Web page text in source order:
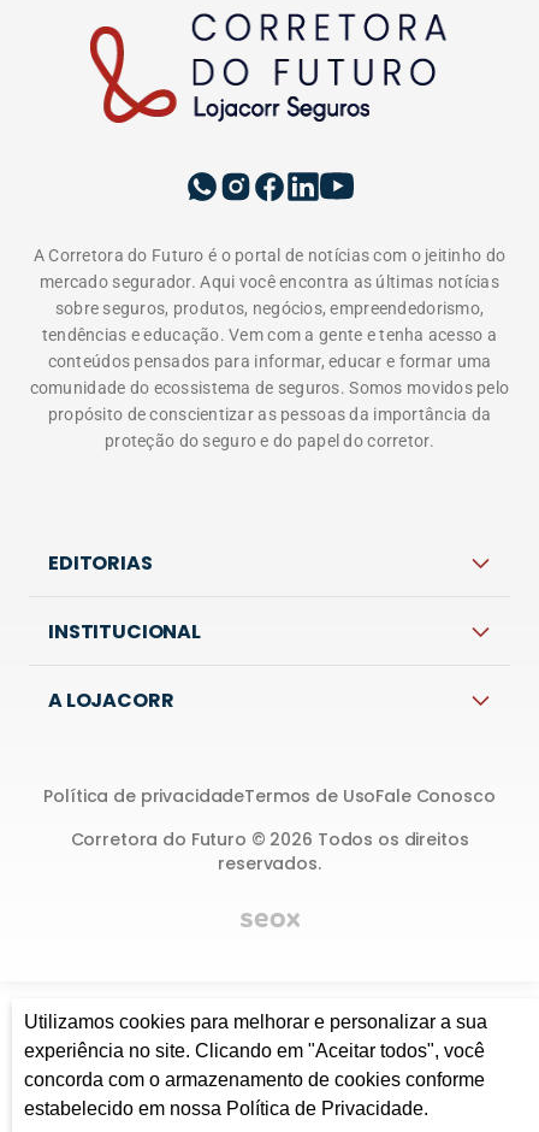
A Corretora do Futuro é o portal de notícias com o jeitinho do
mercado segurador. Aqui você encontra as últimas notícias
sobre seguros, produtos, negócios, empreendedorismo,
tendências e educação. Vem com a gente e tenha acesso a
conteúdos pensados para informar, educar e formar uma
comunidade do ecossistema de seguros. Somos movidos pelo
propósito de conscientizar as pessoas da importância da
proteção do seguro e do papel do corretor.
EDITORIAS
INSTITUCIONAL
A LOJACORR
Corretora do Futuro © 2026 Todos os direitos
reservados.
Política de privacidadeTermos de UsoFale Conosco
Utilizamos cookies para melhorar e personalizar a sua
experiência no site. Clicando em "Aceitar todos", você
concorda com o armazenamento de cookies conforme
estabelecido em nossa Política de Privacidade.